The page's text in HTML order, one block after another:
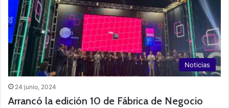
Noticias
24 junio, 2024
Arrancó la edición 10 de Fábrica de Negocio